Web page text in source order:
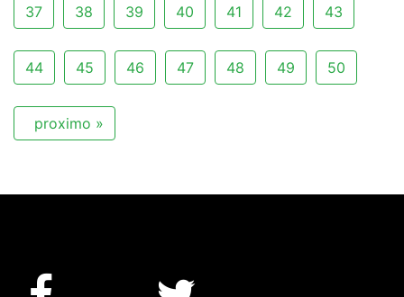
37 38 39 40 41 42 43
44 45 46 47 48 49 50
proximo »